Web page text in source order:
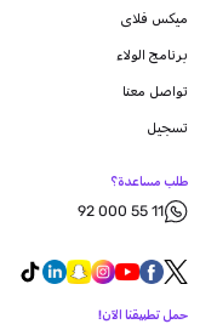
ميكس فلاى
برنامج الولاء
تواصل معنا
تسجيل
طلب مساعدة؟
92 000 55 11
حمل تطبيقنا الآن!